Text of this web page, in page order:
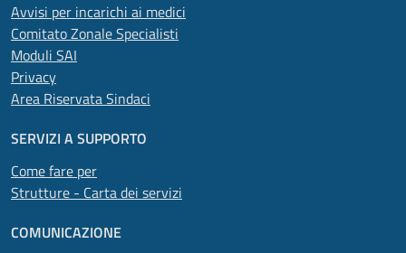
Avvisi per incarichi ai medici
Comitato Zonale Specialisti
Moduli SAI
Privacy
Area Riservata Sindaci
SERVIZI A SUPPORTO
Come fare per
Strutture - Carta dei servizi
COMUNICAZIONE